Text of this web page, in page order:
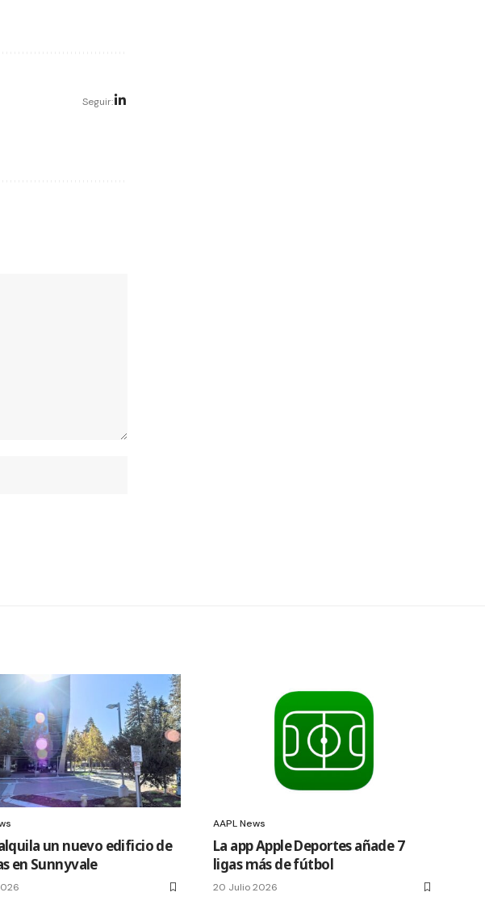
Seguir:
un nuevo edificio de
en Sunnyvale
AAPL News
La app Apple Deportes añade 7
ligas más de fútbol
20 Julio 2026